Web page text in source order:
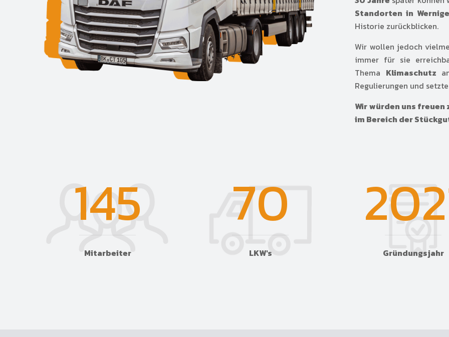
Standorten in
Historie zurückblicken.
Wir wollen jedoch
immer für sie
Thema Klimaschutz
Regulierungen und
Wir würden uns
im Bereich der
145
Mitarbeiter
70
LKW's Gründungsjahr